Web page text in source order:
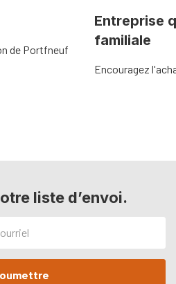
de Portfneuf
Entreprise
familiale
Encouragez
liste d’envoi.